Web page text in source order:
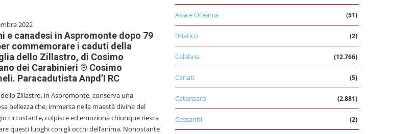
2022
e canadesi in Aspromonte dopo 79
commemorare i caduti della
dello Zillastro, di Cosimo
dei Carabinieri ® Cosimo
Paracadutista Anpd’I RC
dello Zillastro, in Aspromonte, conserva una
bellezza che, immersa nella maestà divina del
circostante, colpisce ed emoziona chiunque riesca
questi luoghi con gli occhi dell’anima. Nonostante
Asia e Oceania (51)
Briatico (2)
Calabria (12.766)
Cariati (5)
Catanzaro (2.881)
Cessaniti (2)